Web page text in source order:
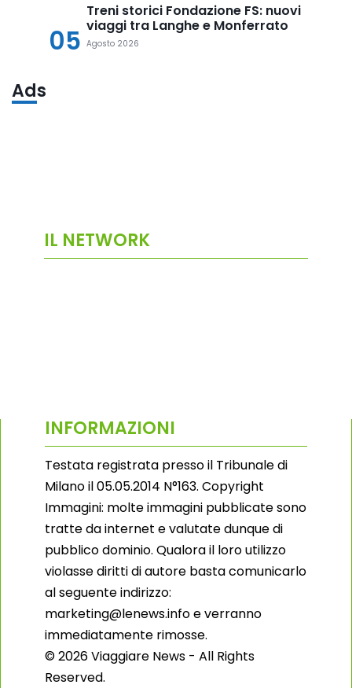
05
Treni storici Fondazione FS: nuovi
viaggi tra Langhe e Monferrato
Agosto 2026
Ads
IL NETWORK
INFORMAZIONI
Testata registrata presso il Tribunale di
Milano il 05.05.2014 N°163. Copyright
Immagini: molte immagini pubblicate sono
tratte da internet e valutate dunque di
pubblico dominio. Qualora il loro utilizzo
violasse diritti di autore basta comunicarlo
al seguente indirizzo:
marketing@lenews.info e verranno
immediatamente rimosse.
© 2026 Viaggiare News - All Rights
Reserved.